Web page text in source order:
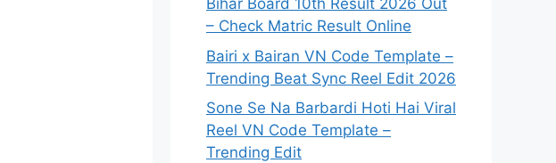
Bihar Board 10th Result 2026 Out
– Check Matric Result Online
Bairi x Bairan VN Code Template –
Trending Beat Sync Reel Edit 2026
Sone Se Na Barbardi Hoti Hai Viral
Reel VN Code Template –
Trending Edit